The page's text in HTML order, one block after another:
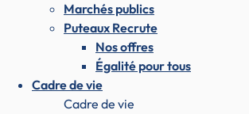
Marchés publics
Puteaux Recrute
Nos offres
Égalité pour tous
Cadre de vie
Cadre de vie